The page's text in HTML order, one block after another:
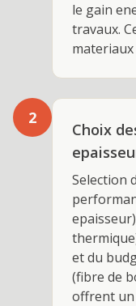
le gain
travaux.
2
Choix
Selection
et du
(fibre de
offrent un